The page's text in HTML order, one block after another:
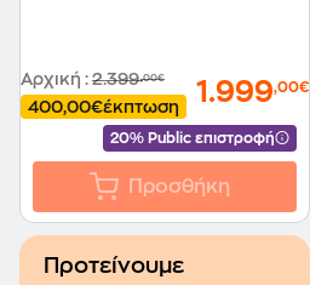
Αρχική : 2.399,00€
400,00€έκπτωση 1.999,00€
20% Public επιστροφή
Προσθήκη
Προτείνουμε